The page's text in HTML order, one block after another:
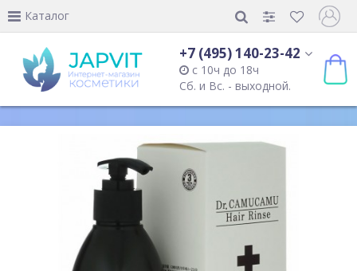
Каталог
+7 (495) 140-23-42
с 10ч до 18ч
Сб. и Вс. - выходной.